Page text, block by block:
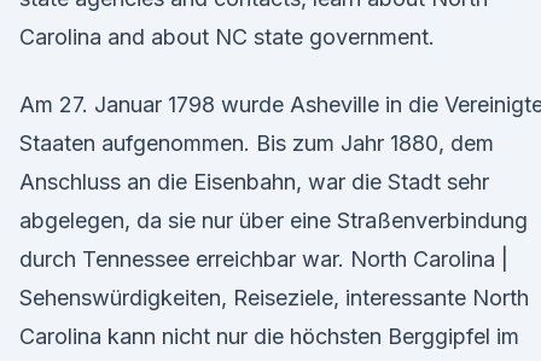
Carolina and about NC state government.
Am 27. Januar 1798 wurde Asheville in die
Staaten aufgenommen. Bis zum Jahr 1880, dem
Anschluss an die Eisenbahn, war die Stadt sehr
abgelegen, da sie nur über eine Straßenverbindung
durch Tennessee erreichbar war. North Carolina |
Sehenswürdigkeiten, Reiseziele, interessante North
Carolina kann nicht nur die höchsten Berggipfel im